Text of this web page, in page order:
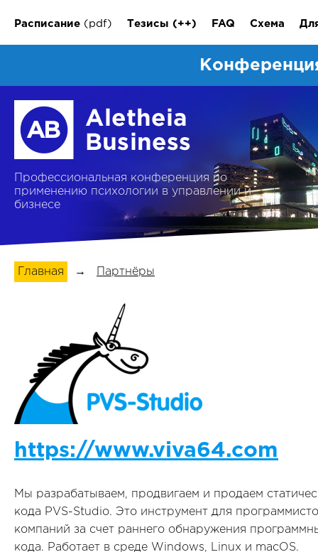
Расписание (pdf) Тезисы (++) FAQ Схема
Профессиональная конференция по
применению психологии в управлении и
бизнесе
Главная → Партнёры
https://www.viva64.com
Мы разрабатываем, продвигаем и продаем
кода PVS-Studio. Это инструмент для
компаний за счет раннего обнаружения
кода. Работает в среде Windows, Linux и macOS.